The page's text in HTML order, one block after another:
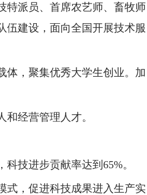
特派员、首席农艺师、畜牧师
伍建设，面向全国开展技术服
体，聚集优秀大学生创业。加
经营管理人才。
技进步贡献率达到65%。
式，促进科技成果进入生产实